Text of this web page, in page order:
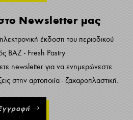
Newsletter μας
έκδοση του περιοδικού
ΒΑΖ - Fresh Pastry
newsletter για να ενημερώνεστε
στην αρτοποιία - ζαχαροπλαστική.